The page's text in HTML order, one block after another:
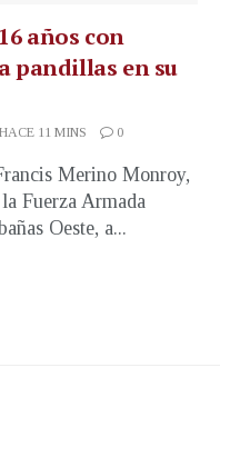
años con
pandillas en su
11 MINS 0
Merino Monroy,
Fuerza Armada
Oeste, a...